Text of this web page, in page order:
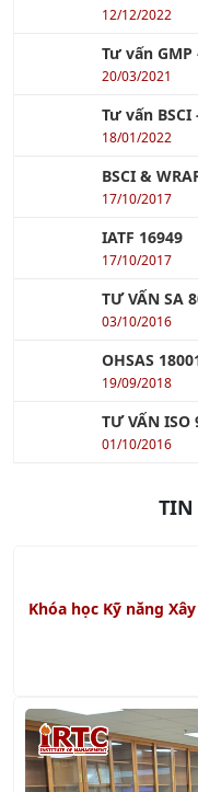
Tư Vấn FSSC
12/12/2022
Tư vấn
20/03/2021
Tư vấn BSCI
18/01/2022
BSCI & WRAP
17/10/2017
IATF 16949
17/10/2017
TƯ VẤN SA
03/10/2016
OHSAS
19/09/2018
TƯ VẤN
01/10/2016